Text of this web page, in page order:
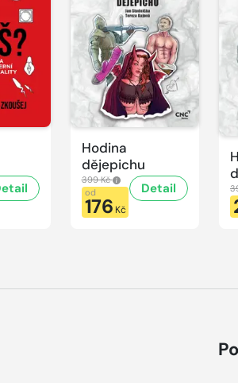
Hodina
dějepichu
399 Kč
od
176 Kč
Detail